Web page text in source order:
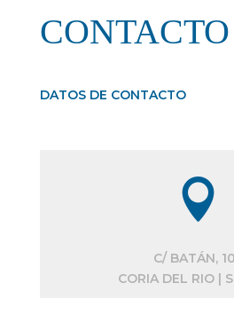
CONTACTO
DATOS DE CONTACTO

C/ BATÁN,
CORIA DEL RIO |